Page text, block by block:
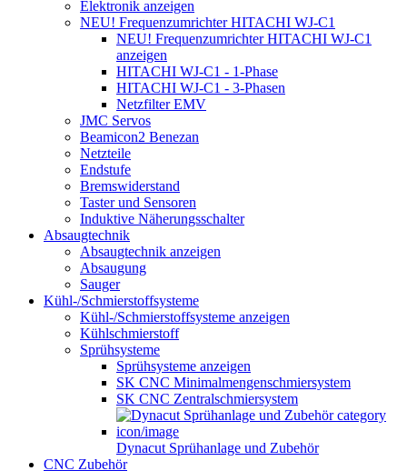
Elektronik anzeigen
NEU! Frequenzumrichter HITACHI WJ-C1
NEU! Frequenzumrichter HITACHI WJ-C1
anzeigen
HITACHI WJ-C1 - 1-Phase
HITACHI WJ-C1 - 3-Phasen
Netzfilter EMV
JMC Servos
Beamicon2 Benezan
Netzteile
Endstufe
Bremswiderstand
Taster und Sensoren
Induktive Näherungsschalter
Absaugtechnik
Absaugtechnik anzeigen
Absaugung
Sauger
Kühl-/Schmierstoffsysteme
Kühl-/Schmierstoffsysteme anzeigen
Kühlschmierstoff
Sprühsysteme
Sprühsysteme anzeigen
SK CNC Minimalmengenschmiersystem
SK CNC Zentralschmiersystem
Dynacut Sprühanlage und Zubehör
CNC Zubehör